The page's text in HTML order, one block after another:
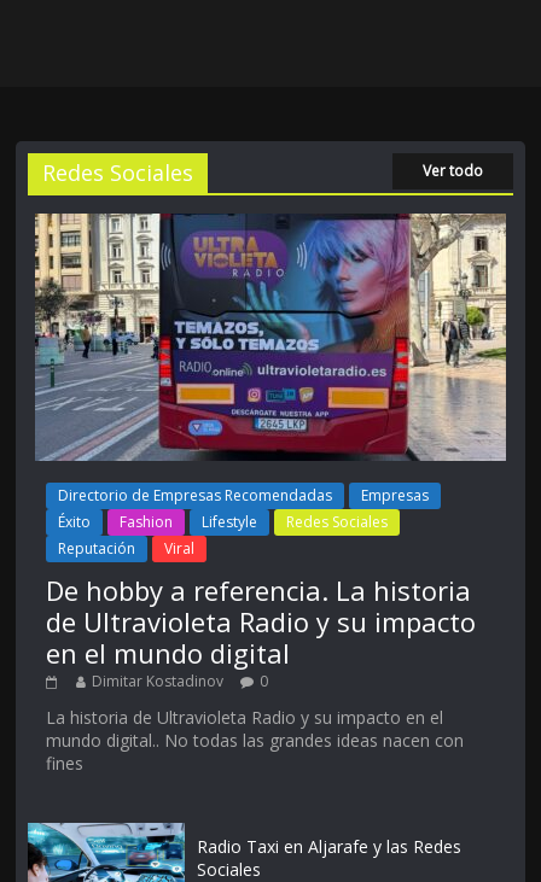
Redes Sociales Ver todo
Directorio de Empresas Recomendadas
Empresas
Éxito
Fashion Lifestyle
Redes Sociales
Reputación
Viral
De hobby a referencia. La historia
de Ultravioleta Radio y su impacto
en el mundo digital
Dimitar Kostadinov 0
La historia de Ultravioleta Radio y su impacto en el
mundo digital.. No todas las grandes ideas nacen con
fines
Radio Taxi en Aljarafe y las Redes
Sociales